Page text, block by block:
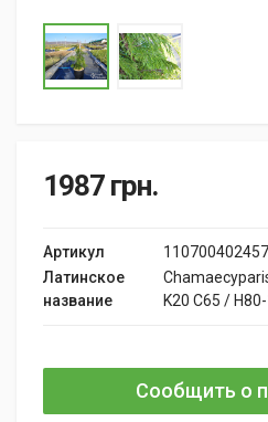
1987 грн.
Артикул
110700402457
Латинское
название
K20 C65 /
Сообщить о